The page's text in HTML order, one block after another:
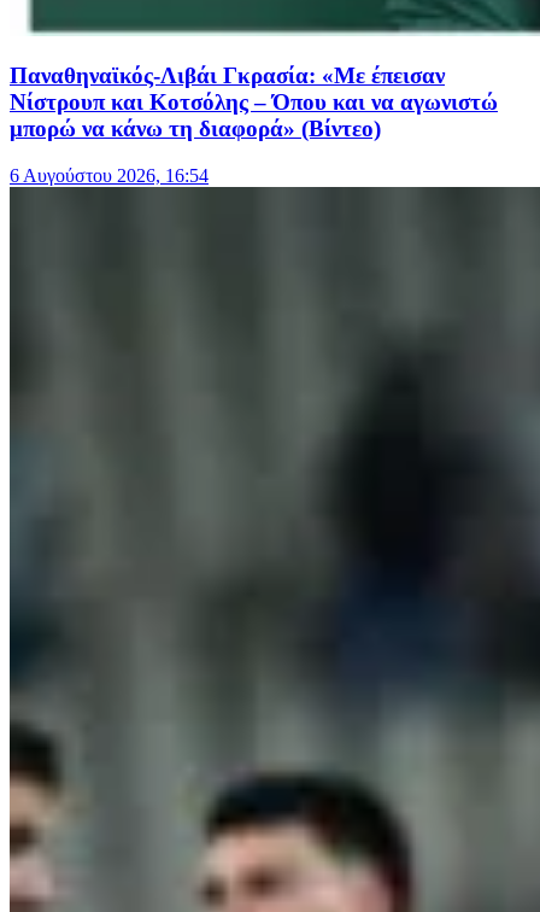
Παναθηναϊκός-Λιβάι Γκρασία: «Με έπεισαν
Νίστρουπ και Κοτσόλης – Όπου και να αγωνιστώ
μπορώ να κάνω τη διαφορά» (Βίντεο)
6 Αυγούστου 2026, 16:54